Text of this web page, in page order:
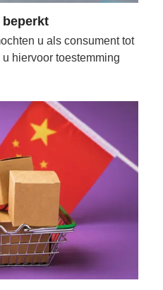
beperkt
u als consument tot
hiervoor toestemming